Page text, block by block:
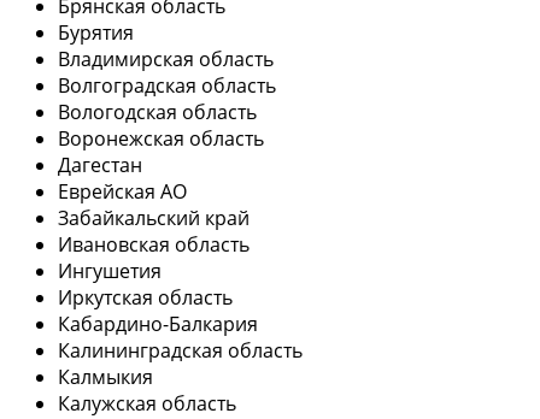
Брянская область
Бурятия
Владимирская область
Волгоградская область
Вологодская область
Воронежская область
Дагестан
Еврейская АО
Забайкальский край
Ивановская область
Ингушетия
Иркутская область
Кабардино-Балкария
Калининградская область
Калмыкия
Калужская область